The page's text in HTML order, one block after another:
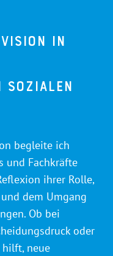
in
sozialen
begleite ich
und Fachkräfte
ihrer Rolle,
dem Umgang
Ob bei
oder
neue